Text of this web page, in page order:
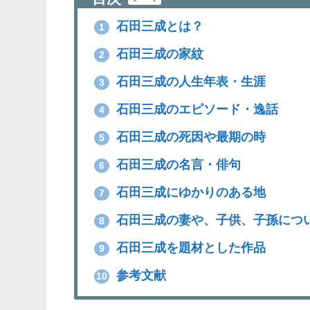
1 石田三成とは？
2 石田三成の家紋
3 石田三成の人生年表・生涯
4 石田三成のエピソード・逸話
5 石田三成の死因や最期の時
6 石田三成の名言・俳句
7 石田三成にゆかりのある地
8 石田三成の妻や、子供、子孫につ
9 石田三成を題材とした作品
10 参考文献